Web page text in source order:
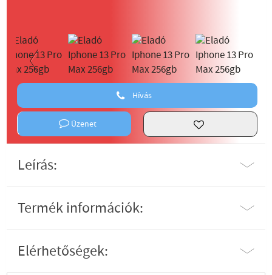
Previous
Hívás
Üzenet
Leírás:
Termék információk:
Elérhetőségek: